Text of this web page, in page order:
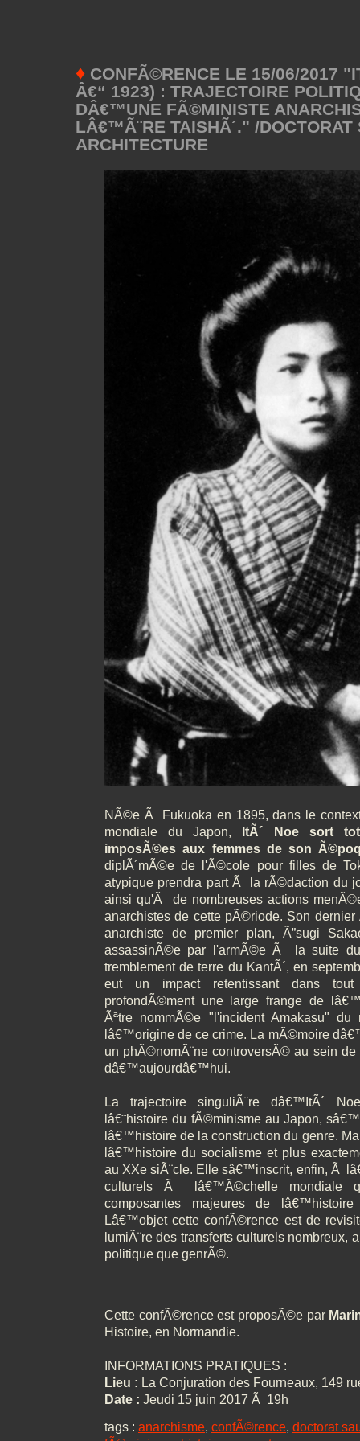
♦ CONFÃ©RENCE LE 15/06/2017
Â€“ 1923) : TRAJECTOIRE
DÂ€™UNE FÃ©MINISTE
LÂ€™Ã¨RE TAISHÃ´." /DOCTORAT
ARCHITECTURE
NÃ©e Ã Fukuoka en 1895, dans le
mondiale du Japon,
ItÃ´ Noe sort
imposÃ©es aux femmes de son
diplÃ´mÃ©e de l'Ã©cole pour filles de
atypique prendra part Ã la rÃ©daction du
ainsi qu'Ã de nombreuses actions
anarchistes de cette pÃ©riode. Son
anarchiste de premier plan, Ã”sugi
assassinÃ©e par l'armÃ©e Ã la suite
tremblement de terre du KantÃ´, en
eut un impact retentissant dans
profondÃ©ment une large frange de
Ãªtre nommÃ©e "l'incident Amakasu"
lâ€™origine de ce crime. La mÃ©moire
un phÃ©nomÃ¨ne controversÃ© au sein
dâ€™aujourdâ€™hui.
La trajectoire singuliÃ¨re dâ€™ItÃ´
lâ€˜histoire du fÃ©minisme au Japon,
lâ€™histoire de la construction du genre.
lâ€™histoire du socialisme et plus
au XXe siÃ¨cle. Elle sâ€™inscrit, enfin, Ã
culturels Ã lâ€™Ã©chelle mondiale
composantes majeures de
Lâ€™objet cette confÃ©rence est de
lumiÃ¨re des transferts culturels nombreux,
politique que genrÃ©.
Cette confÃ©rence est proposÃ©e par
Histoire, en Normandie.
INFORMATIONS PRATIQUES :
Lieu : La Conjuration des Fourneaux, 149
Date : Jeudi 15 juin 2017 Ã 19h
tags : anarchisme, confÃ©rence, doctorat